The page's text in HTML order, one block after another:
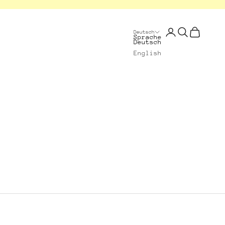
Deutsch
Sprache
Deutsch
English
Anmelden
SuchenWarenkorb